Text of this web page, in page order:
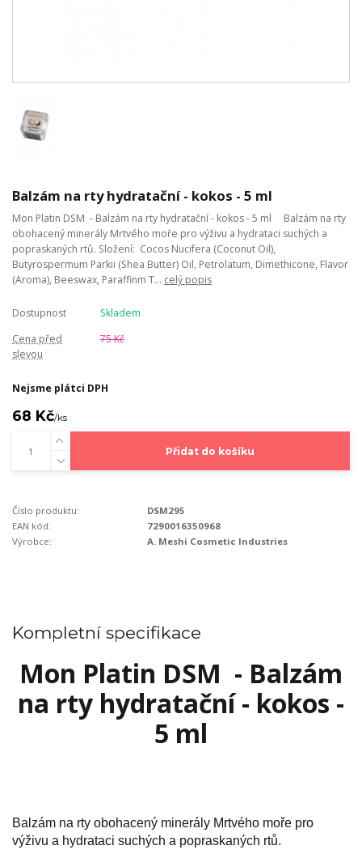
Balzám na rty hydratační - kokos - 5 ml
Mon Platin DSM - Balzám na rty hydratační - kokos - 5 ml Balzám na rty
obohacený minerály Mrtvého moře pro výživu a hydrataci suchých a
popraskaných rtů. Složení: Cocos Nucifera (Coconut Oil),
Butyrospermum Parkii (Shea Butter) Oil, Petrolatum, Dimethicone, Flavor
(Aroma), Beeswax, Paraffinm T... celý popis
Dostupnost
Skladem
Cena před
slevou
75 Kč
Nejsme plátci DPH
68 Kč/ks
Přidat do košíku
Číslo produktu:
DSM295
EAN kód:
7290016350968
Výrobce:
A. Meshi Cosmetic Industries
Kompletní specifikace
Mon Platin DSM - Balzám
na rty hydratační - kokos -
5 ml
Balzám na rty obohacený minerály Mrtvého moře pro
výživu a hydrataci suchých a popraskaných rtů.